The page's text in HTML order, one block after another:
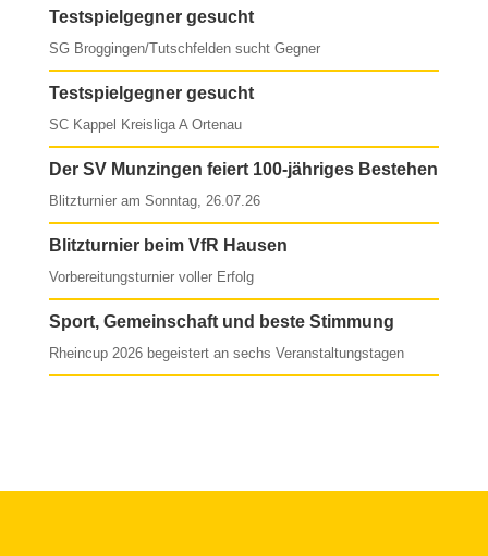
Testspielgegner gesucht
SG Broggingen/Tutschfelden sucht Gegner
Testspielgegner gesucht
SC Kappel Kreisliga A Ortenau
Der SV Munzingen feiert 100-jähriges Bestehen
Blitzturnier am Sonntag, 26.07.26
Blitzturnier beim VfR Hausen
Vorbereitungsturnier voller Erfolg
Sport, Gemeinschaft und beste Stimmung
Rheincup 2026 begeistert an sechs Veranstaltungstagen